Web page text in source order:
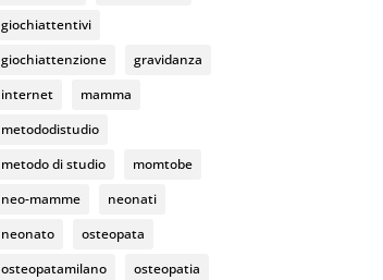
giochiattentivi
giochiattenzione
gravidanza
internet
mamma
metododistudio
metodo di studio
momtobe
neo-mamme
neonati
neonato
osteopata
osteopatamilano
osteopatia